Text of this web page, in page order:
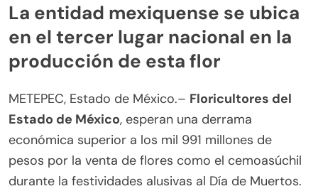
La entidad mexiquense se ubica
en el tercer lugar nacional en la
producción de esta flor
METEPEC, Estado de México.– Floricultores del
Estado de México, esperan una derrama
económica superior a los mil 991 millones de
pesos por la venta de flores como el cemoasúchil
durante la festividades alusivas al Día de Muertos.